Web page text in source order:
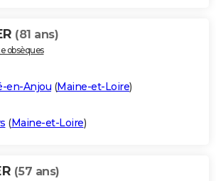
(81 ans)
obsèques
en-Anjou (Maine-et-Loire)
(Maine-et-Loire)
(57 ans)